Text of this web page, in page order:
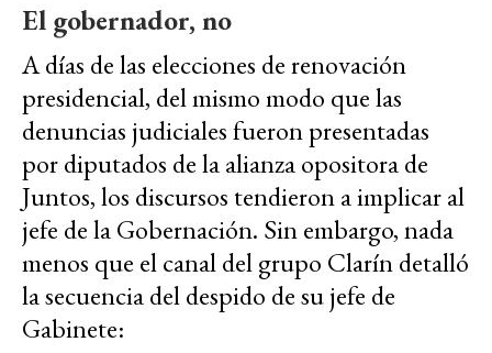
El gobernador, no
A días de las elecciones de renovación
presidencial, del mismo modo que las
denuncias judiciales fueron presentadas
por diputados de la alianza opositora de
Juntos, los discursos tendieron a implicar al
jefe de la Gobernación. Sin embargo, nada
menos que el canal del grupo Clarín detalló
la secuencia del despido de su jefe de
Gabinete: